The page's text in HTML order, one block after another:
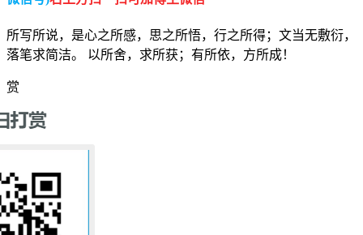
所写所说，是心之所感，思之所悟，行之所得；文当无敷衍，
落笔求简洁。 以所舍，求所获；有所依，方所成！
赏